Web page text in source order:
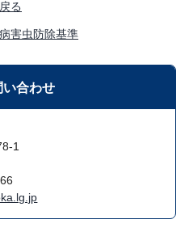
る
害虫防除基準
い合わせ
1